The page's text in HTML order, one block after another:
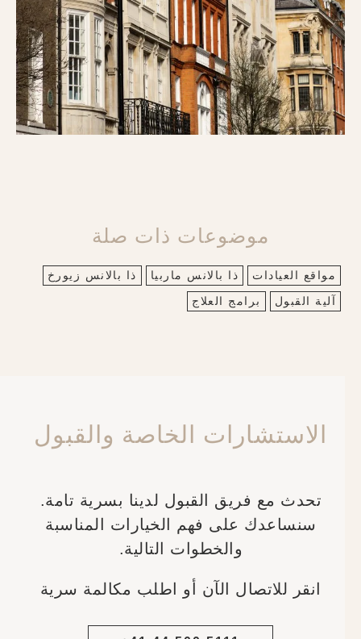
موضوعات ذات صلة
مواقع العيادات ذا بالانس ماربيا
ذا بالانس زيورخ
آلية القبول
برامج العلاج
الاستشارات الخاصة والقبول
تحدث مع فريق القبول لدينا بسرية تامة.
سنساعدك على فهم الخيارات المناسبة
والخطوات التالية.
انقر للاتصال الآن أو اطلب مكالمة سرية